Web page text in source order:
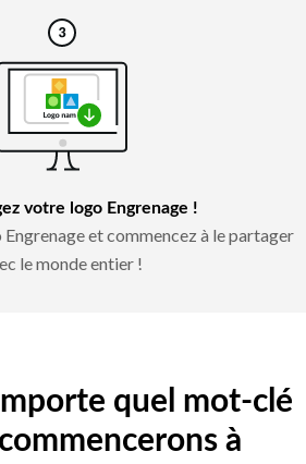
votre logo Engrenage !
et commencez à le partager
le monde entier !
quel mot-clé
à